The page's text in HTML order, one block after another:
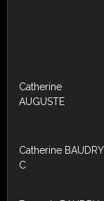
Catherine
AUGUSTE
Catherine BAUDRY
C